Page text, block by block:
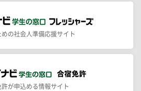
めの社会人準備応援サイト
許が申込める情報サイト